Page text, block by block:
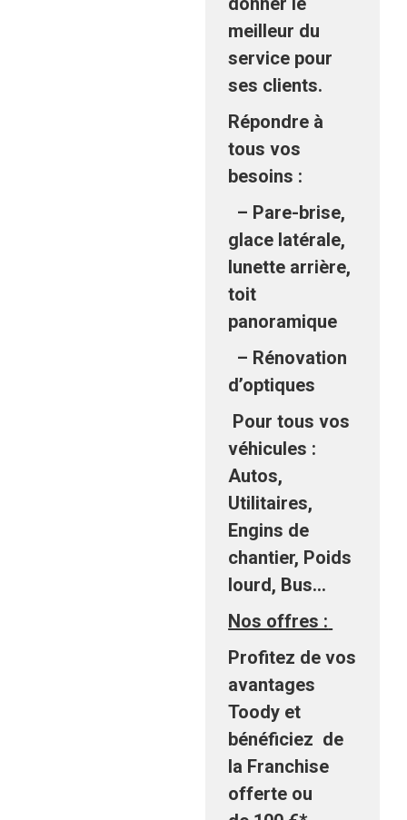
meilleur du
service pour
ses clients.
Répondre à
tous vos
besoins :
– Pare-brise,
glace latérale,
lunette arrière,
toit
panoramique
– Rénovation
d’optiques
Pour tous vos
véhicules :
Autos,
Utilitaires,
Engins de
chantier, Poids
lourd, Bus…
Nos offres :
Profitez de vos
avantages
Toody et
bénéficiez de
la Franchise
offerte ou